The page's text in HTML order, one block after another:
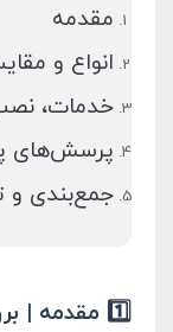
مقدمه
انواع و
خدمات،
پرسش‌های
جمع‌بندی و
1️⃣ مقدمه | بررسی